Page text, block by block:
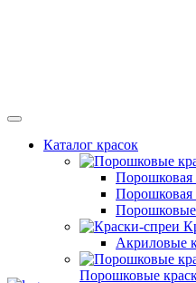
Каталог красок
Порошковая
Акриловые
Порошковые